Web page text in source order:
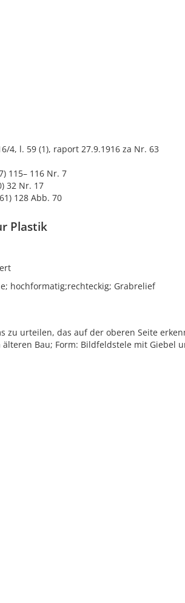
4, l. 59 (1), raport 27.9.1916 za Nr. 63
115– 116 Nr. 7
32 Nr. 17
128 Abb. 70
Plastik
hochformatig;rechteckig; Grabrelief
zu urteilen, das auf der oberen Seite
Bau; Form: Bildfeldstele mit Giebel